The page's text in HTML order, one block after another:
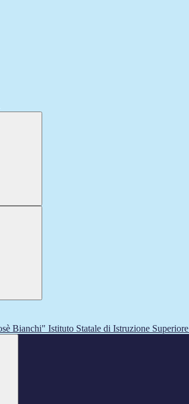
Istituto Statale di Istruzione Superiore